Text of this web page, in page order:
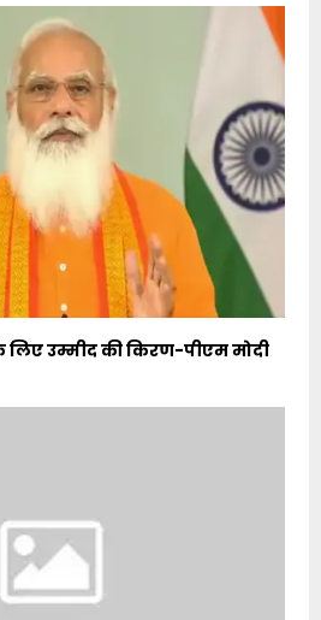
लिए उम्मीद की किरण-पीएम मोदी